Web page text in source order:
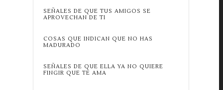
SEÑALES DE QUE TUS AMIGOS SE
APROVECHAN DE TI
COSAS QUE INDICAN QUE NO HAS
MADURADO
SEÑALES DE QUE ELLA YA NO QUIERE
FINGIR QUE TE AMA